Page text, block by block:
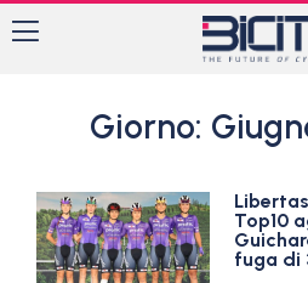
Giorno:
Top10
fuga di